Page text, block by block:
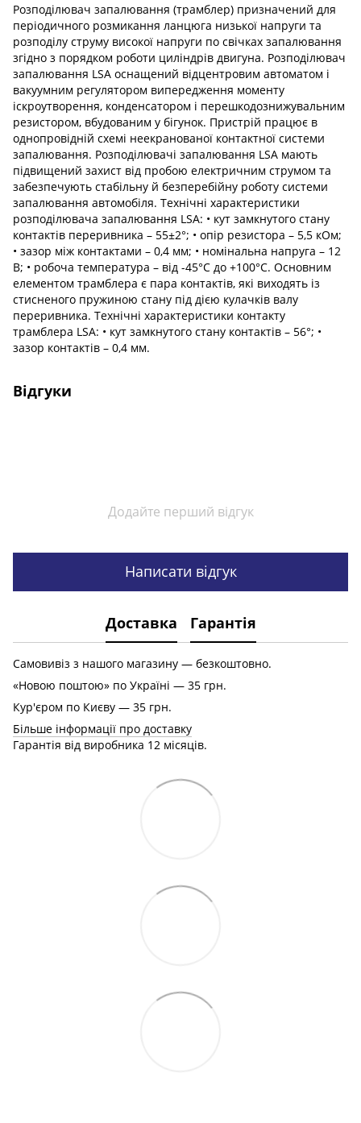
Розподілювач запалювання (трамблер) призначений для
періодичного розмикання ланцюга низької напруги та
розподілу струму високої напруги по свічках запалювання
згідно з порядком роботи циліндрів двигуна. Розподілювач
запалювання LSA оснащений відцентровим автоматом і
вакуумним регулятором випередження моменту
іскроутворення, конденсатором і перешкодознижувальним
резистором, вбудованим у бігунок. Пристрій працює в
однопровідній схемі неекранованої контактної системи
запалювання. Розподілювачі запалювання LSA мають
підвищений захист від пробою електричним струмом та
забезпечують стабільну й безперебійну роботу системи
запалювання автомобіля. Технічні характеристики
розподілювача запалювання LSA: • кут замкнутого стану
контактів переривника – 55±2°; • опір резистора – 5,5 кОм;
• зазор між контактами – 0,4 мм; • номінальна напруга – 12
В; • робоча температура – від -45°С до +100°С. Основним
елементом трамблера є пара контактів, які виходять із
стисненого пружиною стану під дією кулачків валу
переривника. Технічні характеристики контакту
трамблера LSA: • кут замкнутого стану контактів – 56°; •
зазор контактів – 0,4 мм.
Відгуки
Додайте перший відгук
Написати відгук
Доставка Гарантія
Самовивіз з нашого магазину — безкоштовно.
«Новою поштою» по Україні — 35 грн.
Кур'єром по Києву — 35 грн.
Більше інформації про доставку
Гарантія від виробника 12 місяців.